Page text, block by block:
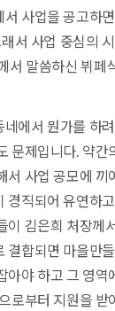
사업을 공고하
서 사업 중심의
서 말씀하신 뷔페
에서 뭔가를 하
문제입니다. 약간
서 사업 공모에 끼
경직되어 유연하
이 김은희 처장께
결합되면 마을만
아야 하고 그 영역
로부터 지원을 받